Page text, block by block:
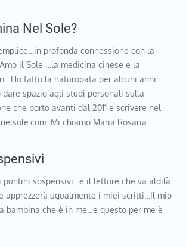
Nel Sole?
profonda connessione con la
il Sole …la medicina cinese e la
fatto la naturopata per alcuni anni …
dare spazio agli studi personali sulla
che porto avanti dal 2011 e scrivere nel
Mi chiamo Maria Rosaria
puntini sospensivi…e il lettore che va aldilà
apprezzerà ugualmente i miei scritti…Il mio
bambina che è in me…e questo per me è